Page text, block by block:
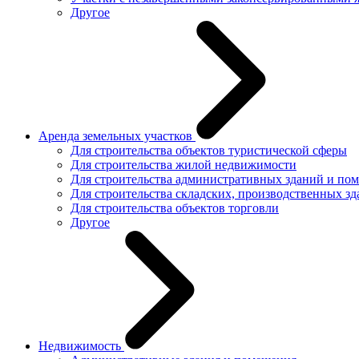
Другое
Аренда земельных участков
Для строительства объектов туристической сферы
Для строительства жилой недвижимости
Для строительства административных зданий и
Для строительства складских, производственных
Для строительства объектов торговли
Другое
Недвижимость